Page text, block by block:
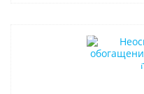
Нет в наличии
Индивидуальный подход